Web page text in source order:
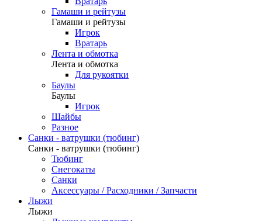
Гамаши и рейтузы
Гамаши и рейтузы
Игрок
Вратарь
Лента и обмотка
Лента и обмотка
Для рукоятки
Баулы
Баулы
Игрок
Шайбы
Разное
Санки - ватрушки (тюбинг)
Санки - ватрушки (тюбинг)
Тюбинг
Снегокаты
Санки
Аксессуары / Расходники / Запчасти
Лыжи
Лыжи